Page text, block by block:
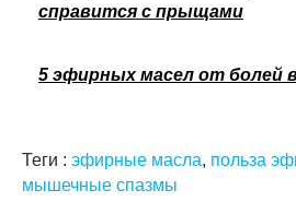
справится с прыщами
5 эфирных масел от болей
Теги : эфирные масла, польза
мышечные спазмы